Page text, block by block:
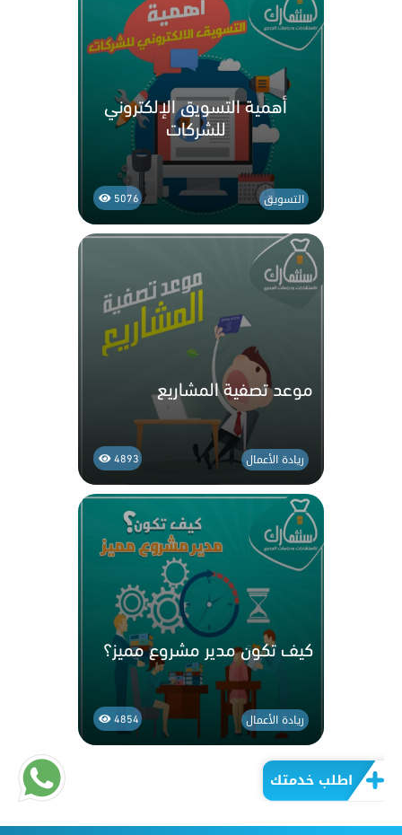
اطلب خدمتك
أهمية التسويق الإلكتروني
للشركات
5076 التسويق
موعد تصفية المشاريع
4893 ريادة الأعمال
كيف تكون مدير مشروع مميز؟
4854 ريادة الأعمال